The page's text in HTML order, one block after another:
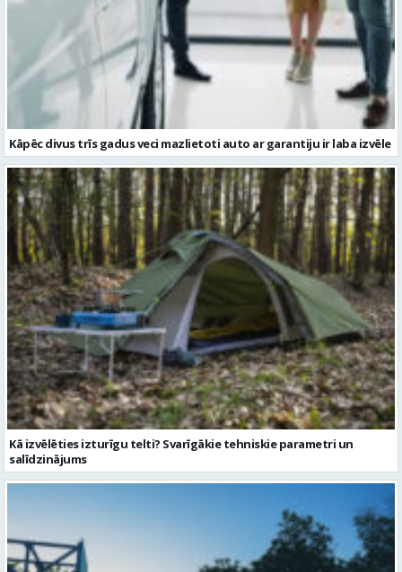
Kāpēc divus trīs gadus veci mazlietoti auto ar garantiju ir laba izvēle
Kā izvēlēties izturīgu telti? Svarīgākie tehniskie parametri un
salīdzinājums